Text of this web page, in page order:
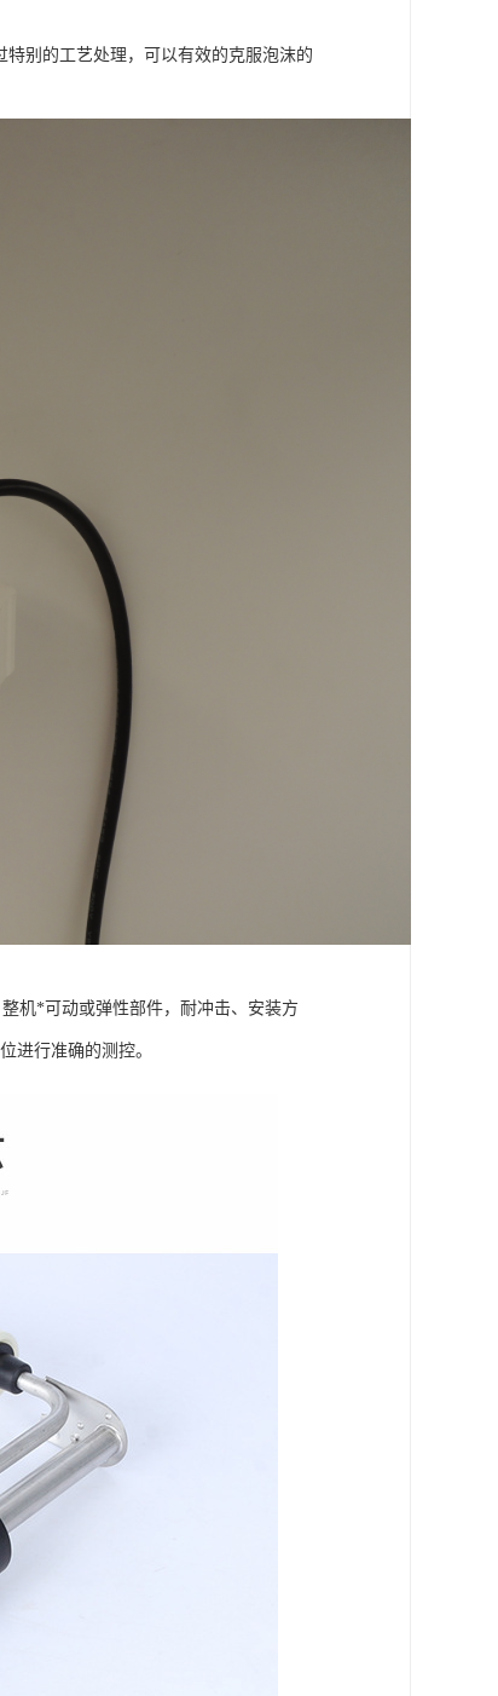
别的工艺处理，可以有效的克服泡沫的
机*可动或弹性部件，耐冲击、安装方
进行准确的测控。